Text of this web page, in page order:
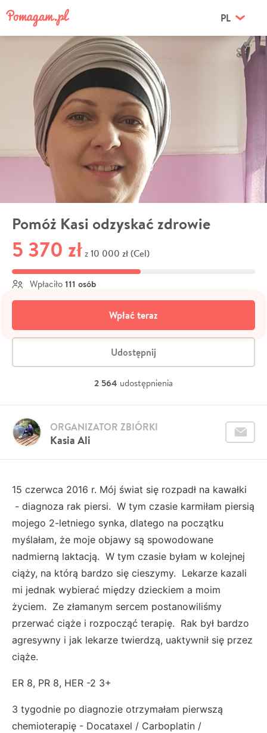
PL
Pomóż Kasi odzyskać zdrowie
5 370 zł z 10 000 zł (Cel)
Wpłaciło 111 osób
Wpłać teraz
Udostępnij
2 564 udostępnienia
Kasia Ali
ORGANIZATOR ZBIÓRKI
15 czerwca 2016 r. Mój świat się rozpadł na kawałki
- diagnoza rak piersi. W tym czasie karmiłam piersią
mojego 2-letniego synka, dlatego na początku
myślałam, że moje objawy są spowodowane
nadmierną laktacją. W tym czasie byłam w kolejnej
ciąży, na którą bardzo się cieszymy. Lekarze kazali
mi jednak wybierać między dzieckiem a moim
życiem. Ze złamanym sercem postanowiliśmy
przerwać ciąże i rozpocząć terapię. Rak był bardzo
agresywny i jak lekarze twierdzą, uaktywnił się przez
ciąże.
ER 8, PR 8, HER -2 3+
3 tygodnie po diagnozie otrzymałam pierwszą
chemioterapię - Docataxel / Carboplatin /